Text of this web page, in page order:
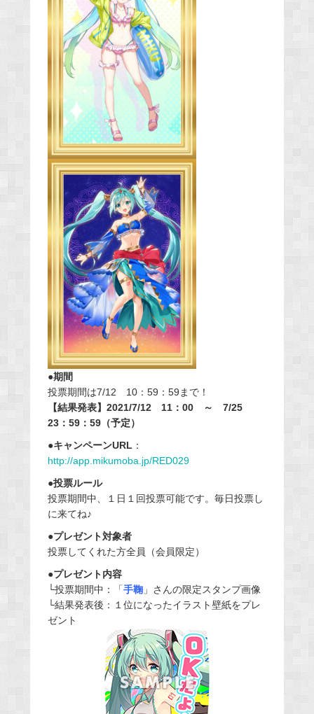
●期間
投票期間は7/12 10：59：59まで！
【結果発表】2021/7/12 11：00 ～ 7/25
23：59：59（予定）
●キャンペーンURL ：
http://app.mikumoba.jp/RED029
●投票ルール
投票期間中、１日１回投票可能です。毎日投票し
に来てね♪
●プレゼント対象者
投票してくれた方全員（会員限定）
●プレゼント内容
└投票期間中：「手鞠」さんの限定スタンプ画像
└結果発表後：１位になったイラスト壁紙をプレ
ゼント